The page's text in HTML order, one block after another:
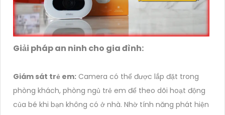
Giải pháp an ninh cho gia đình:
Giám sát trẻ em: Camera có thể được lắp đặt trong
phòng khách, phòng ngủ trẻ em để theo dõi hoạt động
của bé khi bạn không có ở nhà. Nhờ tính năng phát hiện